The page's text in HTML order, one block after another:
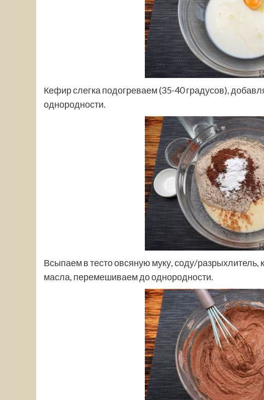
Кефир слегка подогреваем (35-40 градусов),
однородности.
Всыпаем в тесто овсяную муку, соду/разрыхлитель,
масла, перемешиваем до однородности.